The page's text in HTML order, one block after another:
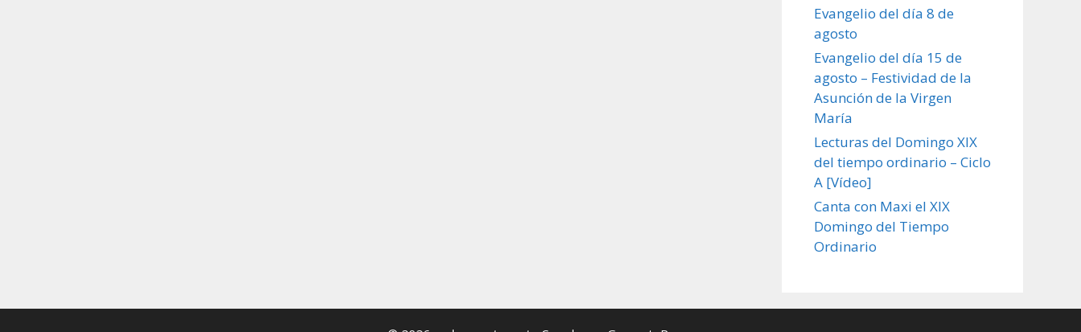
Evangelio del día 8 de
agosto
Evangelio del día 15 de
agosto – Festividad de la
Asunción de la Virgen
María
Lecturas del Domingo XIX
del tiempo ordinario – Ciclo
A [Vídeo]
Canta con Maxi el XIX
Domingo del Tiempo
Ordinario